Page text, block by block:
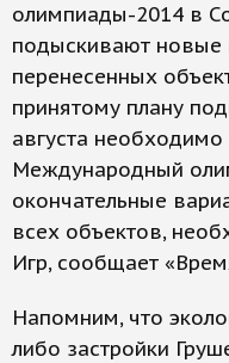
олимпиады-2014 в
подыскивают новые
перенесенных
принятому плану
августа необходимо
Международный
окончательные
всех объектов,
Игр, сообщает
Напомним, что
либо застройки